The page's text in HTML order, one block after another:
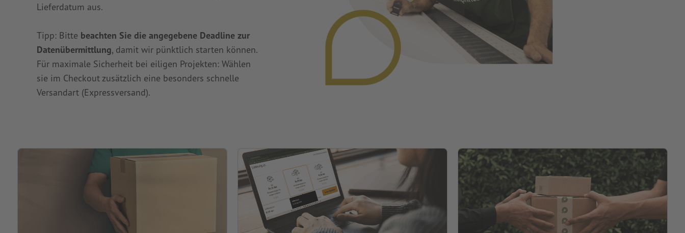
Lieferdatum aus.
Tipp: Bitte beachten Sie die angegebene Deadline zur
Datenübermittlung, damit wir pünktlich starten können.
Für maximale Sicherheit bei eiligen Projekten: Wählen
sie im Checkout zusätzlich eine besonders schnelle
Versandart (Expressversand).